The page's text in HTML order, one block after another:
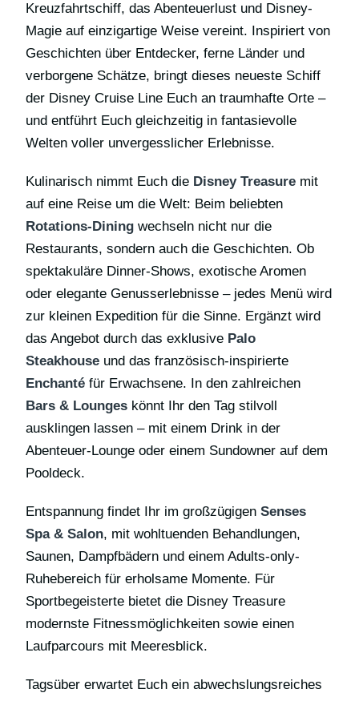
Kreuzfahrtschiff, das Abenteuerlust und Disney-
Magie auf einzigartige Weise vereint. Inspiriert von
Geschichten über Entdecker, ferne Länder und
verborgene Schätze, bringt dieses neueste Schiff
der Disney Cruise Line Euch an traumhafte Orte –
und entführt Euch gleichzeitig in fantasievolle
Welten voller unvergesslicher Erlebnisse.
Kulinarisch nimmt Euch die Disney Treasure mit
auf eine Reise um die Welt: Beim beliebten
Rotations-Dining wechseln nicht nur die
Restaurants, sondern auch die Geschichten. Ob
spektakuläre Dinner-Shows, exotische Aromen
oder elegante Genusserlebnisse – jedes Menü wird
zur kleinen Expedition für die Sinne. Ergänzt wird
das Angebot durch das exklusive Palo
Steakhouse und das französisch-inspirierte
Enchanté für Erwachsene. In den zahlreichen
Bars & Lounges könnt Ihr den Tag stilvoll
ausklingen lassen – mit einem Drink in der
Abenteuer-Lounge oder einem Sundowner auf dem
Pooldeck.
Entspannung findet Ihr im großzügigenSenses
Spa & Salon, mit wohltuenden Behandlungen,
Saunen, Dampfbädern und einem Adults-only-
Ruhebereich für erholsame Momente. Für
Sportbegeisterte bietet die Disney Treasure
modernste Fitnessmöglichkeiten sowie einen
Laufparcours mit Meeresblick.
Tagsüber erwartet Euch ein abwechslungsreiches